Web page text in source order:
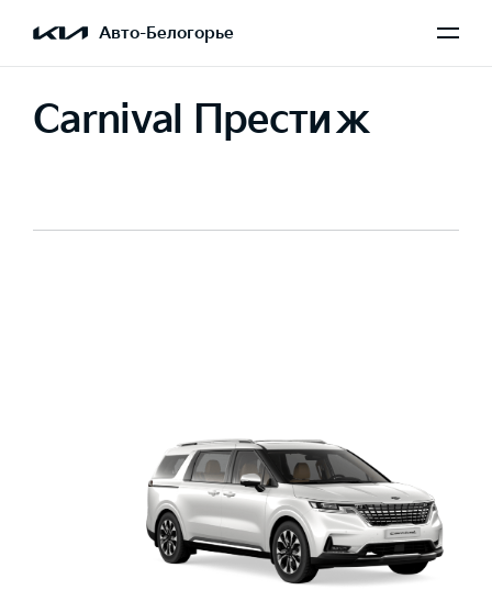
Авто-Белогорье
Carnival Престиж